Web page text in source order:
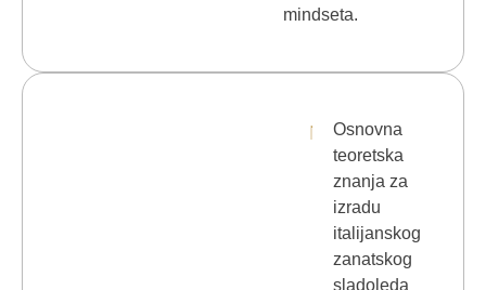
mindseta.
Osnovna
teoretska
znanja za
izradu
italijanskog
zanatskog
sladoleda